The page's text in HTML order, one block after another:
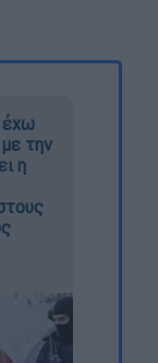
έχω
την
η